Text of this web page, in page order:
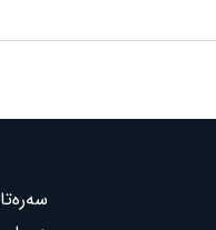
سەرەتا